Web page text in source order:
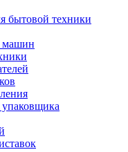
бытовой техники
машин
упаковщика